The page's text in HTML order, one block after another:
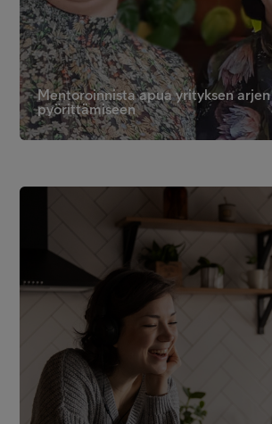
Mentoroinnista apua yrityksen arjen
pyörittämiseen